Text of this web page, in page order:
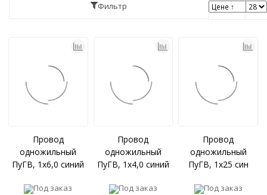
Фильтр
Провод
одножильный
ПуГВ, 1x6,0 синий
Под заказ
Провод
одножильный
ПуГВ, 1x4,0 синий
Под заказ
Провод
одножильный
ПуГВ, 1x25 син
Под заказ